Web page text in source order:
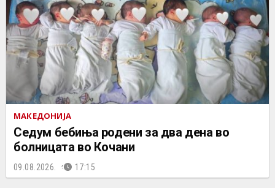
МАКЕДОНИЈА
Седум бебиња родени за два дена во
болницата во Кочани
09.08.2026. 17:15